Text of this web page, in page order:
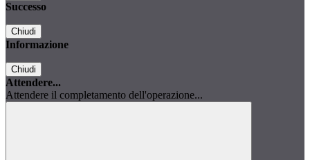
Successo
Chiudi
Informazione
Chiudi
Attendere...
Attendere il completamento dell'operazione...